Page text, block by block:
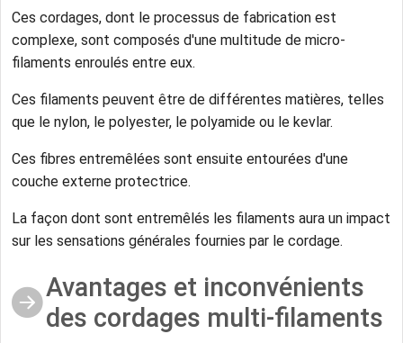
Ces cordages, dont le processus de fabrication est
complexe, sont composés d'une multitude de micro-
filaments enroulés entre eux.
Ces filaments peuvent être de différentes matières, telles
que le nylon, le polyester, le polyamide ou le kevlar.
Ces fibres entremêlées sont ensuite entourées d'une
couche externe protectrice.
La façon dont sont entremêlés les filaments aura un impact
sur les sensations générales fournies par le cordage.
Avantages et inconvénients
des cordages multi-filaments